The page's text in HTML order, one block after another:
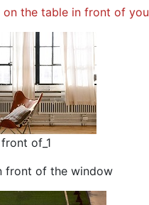
on the table in front of you
of_1
front of the window